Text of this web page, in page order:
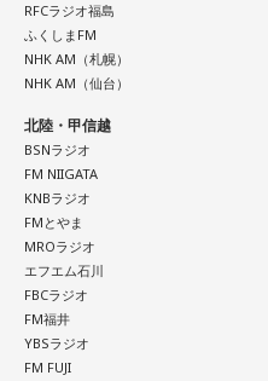
RFCラジオ福島
ふくしまFM
NHK AM（札幌）
NHK AM（仙台）
北陸・甲信越
BSNラジオ
FM NIIGATA
KNBラジオ
FMとやま
MROラジオ
エフエム石川
FBCラジオ
FM福井
YBSラジオ
FM FUJI